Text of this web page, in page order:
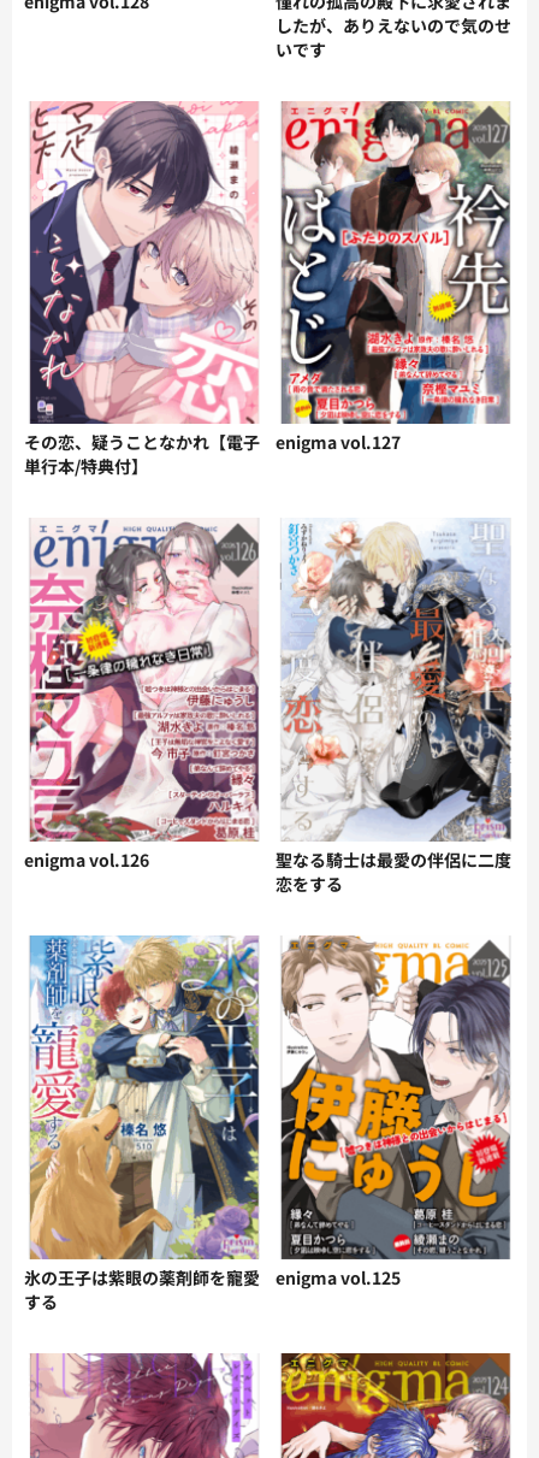
したが、ありえないので気のせ
いです
その恋、疑うことなかれ【電子
単行本/特典付】
enigma vol.127
enigma vol.126
聖なる騎士は最愛の伴侶に二度
恋をする
氷の王子は紫眼の薬剤師を寵愛
する
enigma vol.125